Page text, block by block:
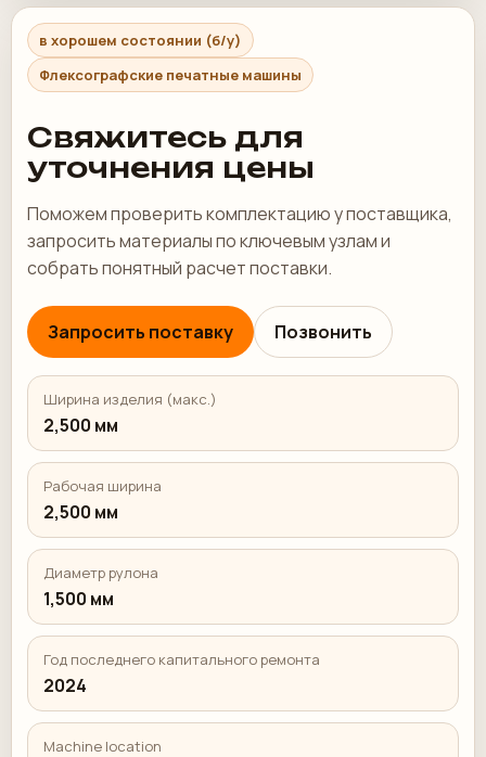
в хорошем состоянии (б/у)
Флексографские печатные машины
Свяжитесь для
уточнения цены
Поможем проверить комплектацию у поставщика,
запросить материалы по ключевым узлам и
собрать понятный расчет поставки.
Запросить поставку Позвонить
Ширина изделия (макс.)
2,500 мм
Рабочая ширина
2,500 мм
Диаметр рулона
1,500 мм
Год последнего капитального ремонта
2024
Machine location